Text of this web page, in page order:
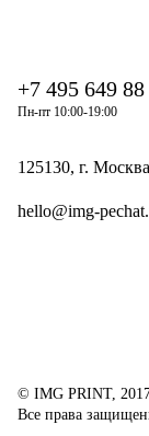
+7 495 649
Пн-пт 10:00-19:00
125130, г.
hello@img-
© IMG PRINT,
Все права